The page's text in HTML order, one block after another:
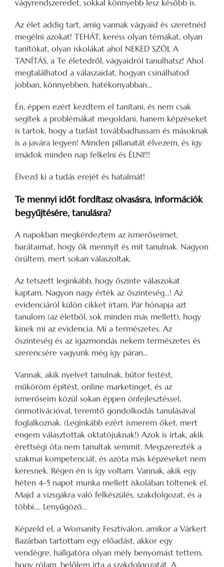
vágyrendszeredet, sokkal könnyebb lesz később is.
Az élet addig tart, amíg vannak vágyaid és szeretnéd
megélni azokat! TEHÁT, keress olyan témákat, olyan
tanítókat, olyan iskolákat ahol NEKED SZÓL A
TANÍTÁS, a Te életedről, vágyaidról tanulhatsz! Ahol
megtalálhatod a válaszaidat, hogyan csinálhatod
jobban, könnyebben, hatékonyabban…
Én, éppen ezért kezdtem el tanítani, és nem csak
segítek a problémákat megoldani, hanem képzéseket
is tartok, hogy a tudást továbbadhassam és másoknak
is a javára legyen! Minden pillanatát élvezem, és így
imádok minden nap felkelni és ÉLNI!!!
Élvezd ki a tudás erejét és hatalmát!
Te mennyi időt fordítasz olvasásra, információk
begyűjtésére, tanulásra?
A napokban megkérdeztem az ismerőseimet,
barátaimat, hogy ők mennyit és mit tanulnak. Nagyon
örültem, mert sokan válaszoltak.
Az tetszett leginkább, hogy őszinte válaszokat
kaptam. Nagyon nagy érték az őszinteség…! Az
evidenciáról külön cikket írtam. Pár hónapja azt
tanulom (az életből, sok minden más mellett), hogy
kinek mi az evidencia. Mi a természetes. Az
őszinteség és az igazmondás nekem természetes és
szerencsére vagyunk még így páran…
Vannak, akik nyelvet tanulnak, bútor festést,
műköröm építést, online marketinget, és az
ismerőseim közül sokan éppen önfejlesztéssel,
önmotivációval, teremtő gondolkodás tanulásával
foglalkoznak. (Leginkább ezért ismerem őket, mert
engem választottak oktatójuknak!) Azok is írtak, akik
érettségi óta nem tanultak semmit. Megszerezték a
szakmai kompetenciát, és azóta más képzéseket nem
keresnek. Régen én is így voltam. Vannak, akik egy
héten 4-5 napot munka mellett iskolában töltenek el.
Majd a vizsgákra való felkészülés, szakdolgozat, és a
többi…. Lenyűgöző…
Képzeld el, a Womanity Fesztiválon, amikor a Várkert
Bazárban tartottam egy előadást, akkor egy
vendégre, hallgatóra olyan mély benyomást tettem,
hogy rólam, belőlem írta a szakdolgozatát. A